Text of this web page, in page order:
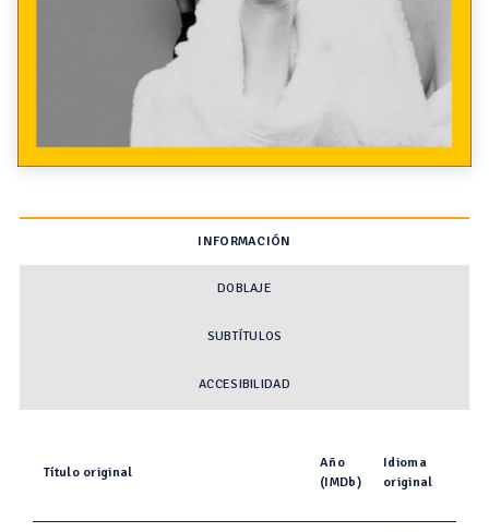
INFORMACIÓN
DOBLAJE
SUBTÍTULOS
ACCESIBILIDAD
Título original
Año
(IMDb)
Idioma
original